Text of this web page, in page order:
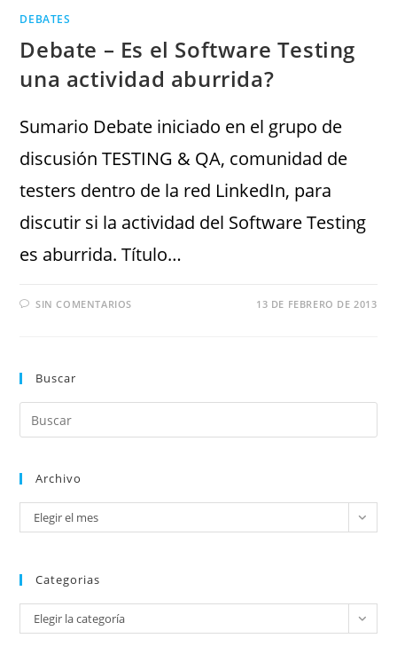
DEBATES
Debate – Es el Software Testing
una actividad aburrida?
Sumario Debate iniciado en el grupo de
discusión TESTING & QA, comunidad de
testers dentro de la red LinkedIn, para
discutir si la actividad del Software Testing
es aburrida. Título…
SIN COMENTARIOS 13 DE FEBRERO DE 2013
Buscar
Archivo
Elegir el mes
Categorias
Elegir la categoría